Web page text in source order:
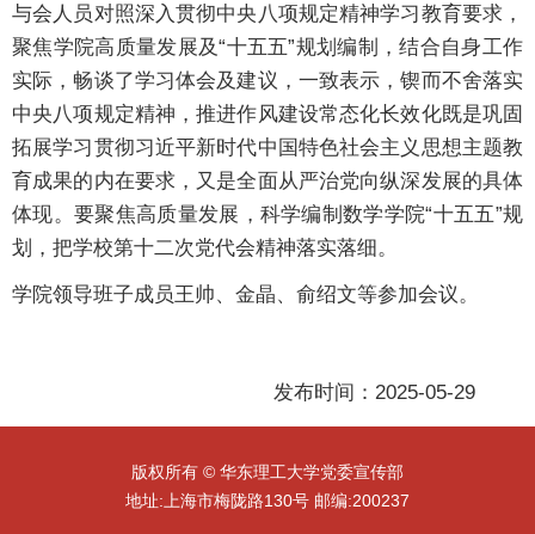
与会人员对照深入贯彻中央八项规定精神学习教育要求，
聚焦学院高质量发展及“十五五”规划编制，结合自身工作
实际，畅谈了学习体会及建议，一致表示，锲而不舍落实
中央八项规定精神，推进作风建设常态化长效化既是巩固
拓展学习贯彻习近平新时代中国特色社会主义思想主题教
育成果的内在要求，又是全面从严治党向纵深发展的具体
体现。要聚焦高质量发展，科学编制数学学院“十五五”规
划，把学校第十二次党代会精神落实落细。
学院领导班子成员王帅、金晶、俞绍文等参加会议。
发布时间：2025-05-29
版权所有 © 华东理工大学党委宣传部
地址:上海市梅陇路130号 邮编:200237